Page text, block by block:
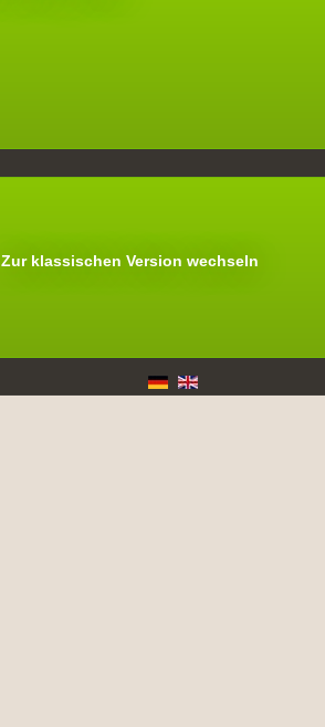
Zur klassischen Version wechseln